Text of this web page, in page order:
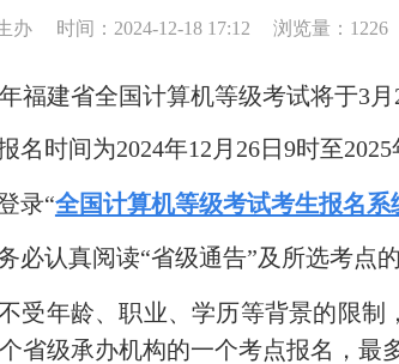
办 时间：2024-12-18 17:12 浏览量：1226
福建省全国计算机等级考试将于3月
名时间为2024年12月 26日 9时至2025
录“全国计算机等级考试考生报名系
必认真阅读“省级通告”及所选考点
受年龄、职业、学历等背景的限
省级承办机构的一个考点报名，最